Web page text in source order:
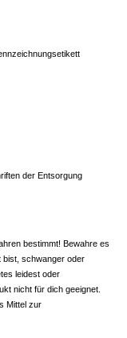
der Entsorgung
bestimmt! Bewahre es
bist, schwanger oder
leidest oder
nicht für dich geeignet.
Mittel zur